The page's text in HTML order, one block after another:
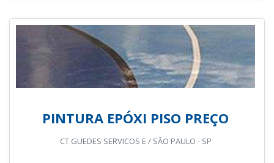
PINTURA EPÓXI PISO PREÇO
CT GUEDES SERVICOS E / SÃO PAULO - SP